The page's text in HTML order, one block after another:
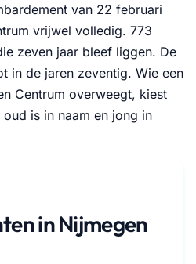
van 22 februari
vrijwel volledig. 773
zeven jaar bleef liggen. De
in de jaren zeventig. Wie een
Centrum overweegt, kiest
is in naam en jong in
in Nijmegen